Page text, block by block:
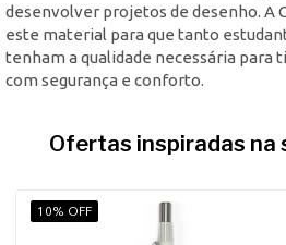
desenvolver projetos de desenho. A
este material para que tanto
tenham a qualidade necessária para
com segurança e conforto.
Ofertas inspiradas na
10% OFF